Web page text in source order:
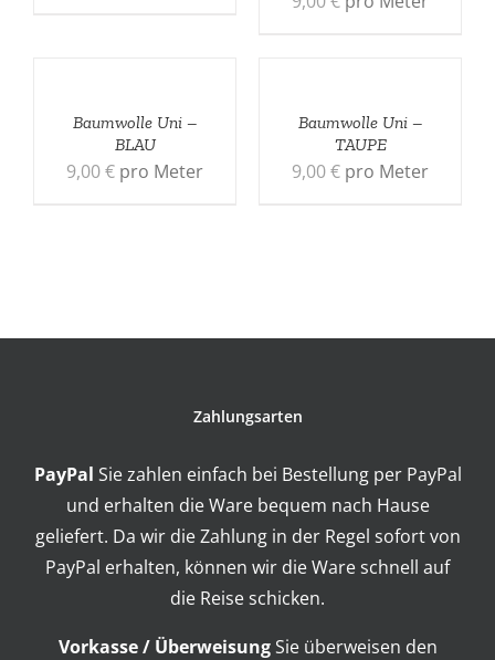
Baumwolle Uni –
BLAU
9,00€ pro Meter
Baumwolle Uni –
TAUPE
9,00€ pro Meter
Zahlungsarten
PayPal Sie zahlen einfach bei Bestellung per PayPal
und erhalten die Ware bequem nach Hause
geliefert. Da wir die Zahlung in der Regel sofort von
PayPal erhalten, können wir die Ware schnell auf
die Reise schicken.
Vorkasse / ÜberweisungSie überweisen den